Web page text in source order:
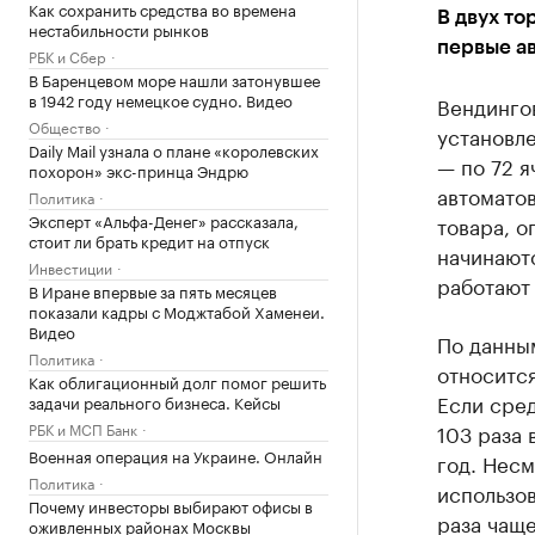
Как сохранить средства во времена
нестабильности рынков
РБК и Сбер
В Баренцевом море нашли затонувшее
в 1942 году немецкое судно. Видео
Общество
Daily Mail узнала о плане «королевских
похорон» экс-принца Эндрю
Политика
Эксперт «Альфа-Денег» рассказала,
стоит ли брать кредит на отпуск
Инвестиции
В Иране впервые за пять месяцев
показали кадры с Моджтабой Хаменеи.
Видео
Политика
Как облигационный долг помог решить
задачи реального бизнеса. Кейсы
РБК и МСП Банк
Военная операция на Украине. Онлайн
Политика
Почему инвесторы выбирают офисы в
оживленных районах Москвы
В двух
первые
— по 72
товара,
По
Если
103 раза
год.
раза